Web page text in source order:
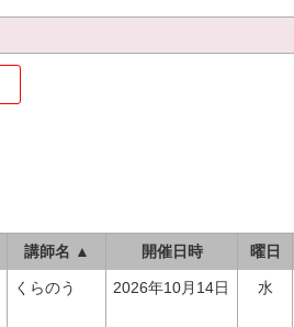
講師名 ▲ 開催日時 曜日
くらのう 2026年10月14日 水